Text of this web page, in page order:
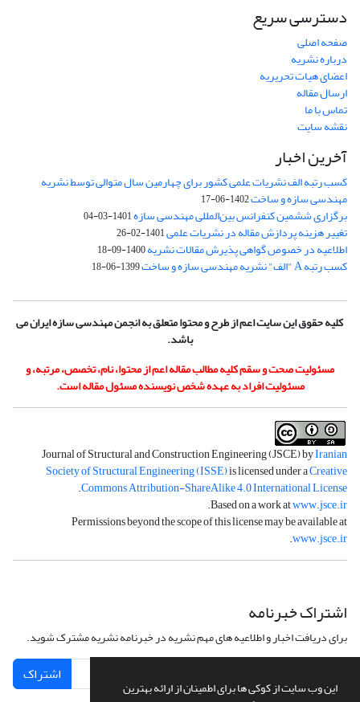
این وب سایت از کوکی ها برای اطمینان از ارائه بهترین
دسترسی سریع
صفحه اصلی
درباره نشریه
اعضای هیات تحریریه
ارسال مقاله
تماس با ما
نقشه سایت
آخرین اخبار
کسب رتبه الف نشریات علمی کشور برای چهارمین سال متوالی توسط نشریه
مهندسی سازه و ساخت1402-06-17
برگزاری ششمین کنفرانس بین‌المللی مهندسی سازه1401-03-04
تغییر هزینه پردازش مقاله در نشریات علمی1401-02-26
اطلاعیه در خصوص گواهی پذیرش مقالات نشریه1400-09-18
کسب رتبه A "الف" نشریه مهندسی سازه و ساخت 1399-06-18
کلیه حقوق این سایت اعم از طرح و محتوا متعلق به انجمن مهندسی سازه ایران می
باشد.
مسئولیت صحت و سقم کلیه مطالب مقاله اعم از محتوا، نام، تخصص، مرتبه، و
مسئولیت افراد به عهده شخص نویسنده مسئول مقاله است.
Journal of Structural and Construction Engineering (JSCE) byIranian
Society of Structural Engineering (ISSE)is licensed under aCreative
Commons Attribution-ShareAlike 4.0 International License
.
Based on a work atwww.jsce.ir
.
Permissions beyond the scope of this license may be available at
www.jsce.ir
.
اشتراک خبرنامه
برای دریافت اخبار و اطلاعیه های مهم نشریه در خبرنامه نشریه مشترک شوید.
اشتراک